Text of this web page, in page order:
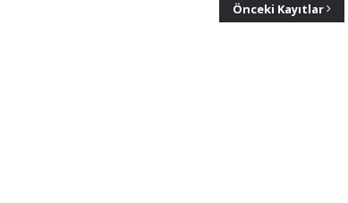
Önceki Kayıtlar